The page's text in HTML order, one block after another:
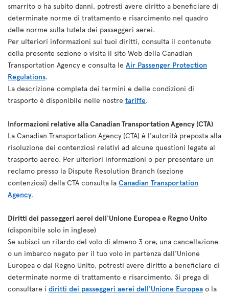
smarrito o ha subito danni, potresti avere diritto a beneficiare di
determinate norme di trattamento e risarcimento nel quadro
delle norme sulla tutela dei passeggeri aerei.
Per ulteriori informazioni sui tuoi diritti, consulta il contenute
della presente sezione o visita il sito Web della Canadian
Transportation Agency e consulta le Air Passenger Protection
Regulations.
La descrizione completa dei termini e delle condizioni di
trasporto è disponibile nelle nostre tariffe.
Informazioni relative alla Canadian Transportation Agency (CTA)
La Canadian Transportation Agency (CTA) è l'autorità preposta alla
risoluzione dei contenziosi relativi ad alcune questioni legate al
trasporto aereo. Per ulteriori informazioni o per presentare un
reclamo presso la Dispute Resolution Branch (sezione
contenziosi) della CTA consulta la Canadian Transportation
Agency.
Diritti dei passeggeri aerei dell'Unione Europea e Regno Unito
(disponibile solo in inglese)
Se subisci un ritardo del volo di almeno 3 ore, una cancellazione
o un imbarco negato per il tuo volo in partenza dall'Unione
Europea o dal Regno Unito, potresti avere diritto a beneficiare di
determinate norme di trattamento e risarcimento. Si prega di
consultare i diritti dei passeggeri aerei dell'Unione Europea o la